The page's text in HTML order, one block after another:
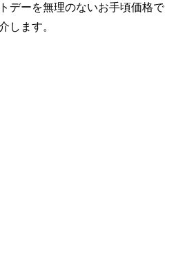
デーを無理のないお手頃価格で
します。